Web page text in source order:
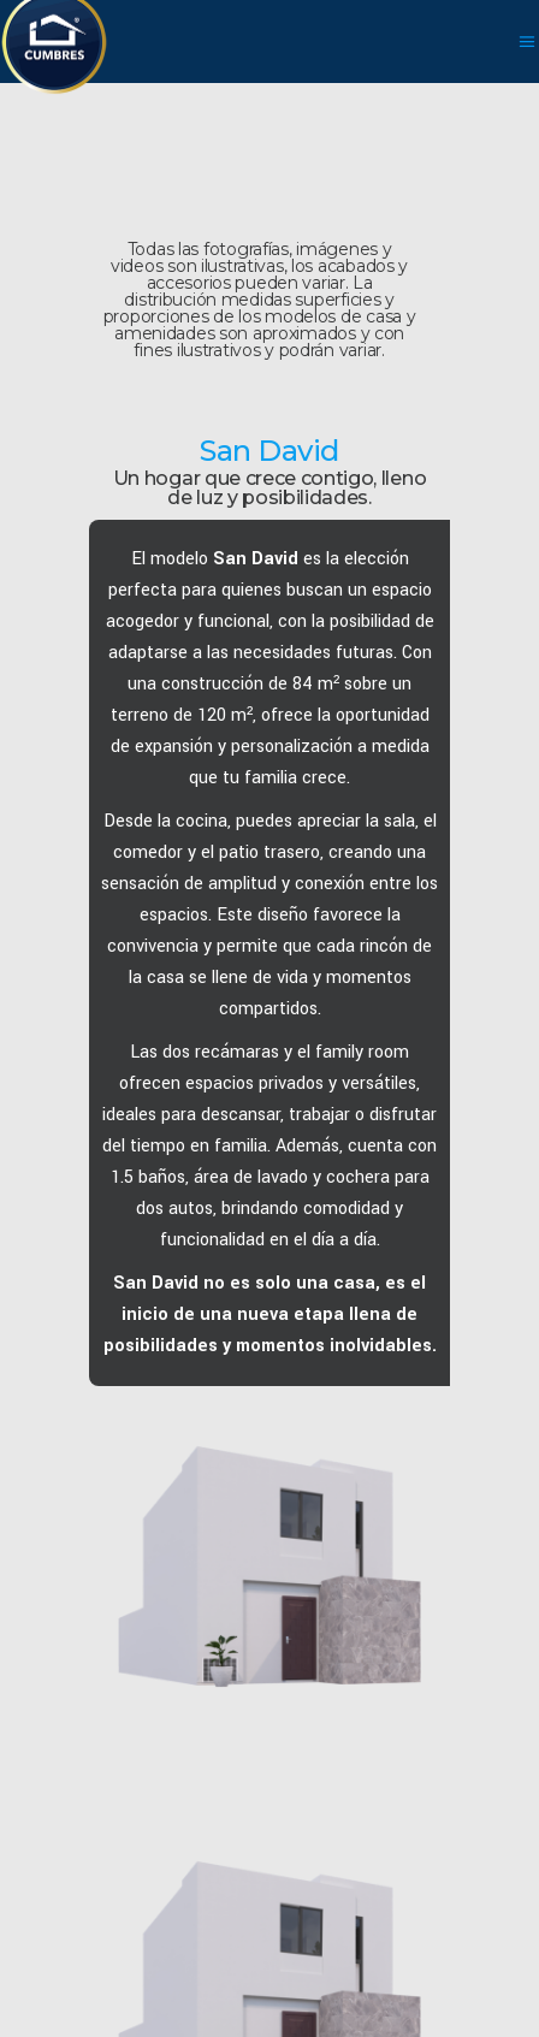
Todas las fotografías, imágenes y
videos son ilustrativas, los acabados y
accesorios pueden variar. La
distribución medidas superficies y
proporciones de los modelos de casa y
amenidades son aproximados y con
fines ilustrativos y podrán variar.
San David
Un hogar que crece contigo, lleno
de luz y posibilidades.
El modelo San David es la elección
perfecta para quienes buscan un espacio
acogedor y funcional, con la posibilidad de
adaptarse a las necesidades futuras. Con
una construcción de 84 m² sobre un
terreno de 120 m², ofrece la oportunidad
de expansión y personalización a medida
que tu familia crece.
Desde la cocina, puedes apreciar la sala, el
comedor y el patio trasero, creando una
sensación de amplitud y conexión entre los
espacios. Este diseño favorece la
convivencia y permite que cada rincón de
la casa se llene de vida y momentos
compartidos.
Las dos recámaras y el family room
ofrecen espacios privados y versátiles,
ideales para descansar, trabajar o disfrutar
del tiempo en familia. Además, cuenta con
1.5 baños, área de lavado y cochera para
dos autos, brindando comodidad y
funcionalidad en el día a día.
San David no es solo una casa, es el
inicio de una nueva etapa llena de
posibilidades y momentos inolvidables.